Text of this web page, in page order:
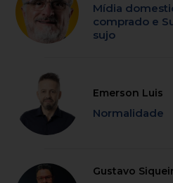
Mídia
comprado e
sujo
Emerson Luis
Normalidade
Gustavo